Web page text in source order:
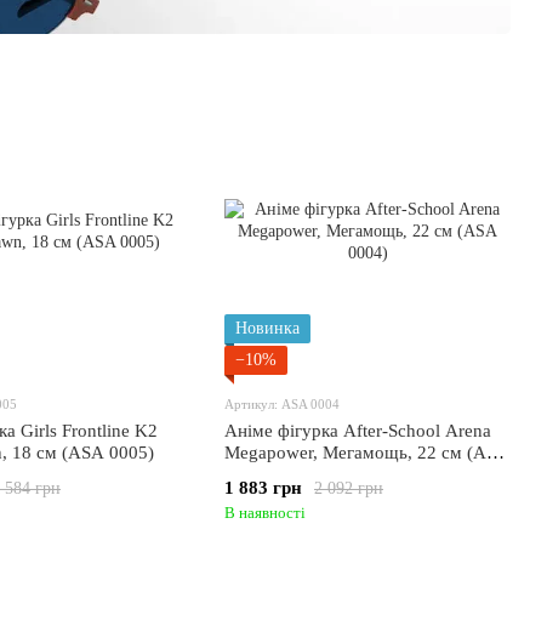
Girls Frontline K2
18 см (ASA 0005)
584 грн
Новинка
−10%
Артикул: ASA 0004
Аніме фігурка After-School Arena
Megapower, Мегамощь, 22 см (ASA
2 092 грн
1 883 грн
В наявності